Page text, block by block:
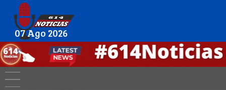
07 Ago 2026